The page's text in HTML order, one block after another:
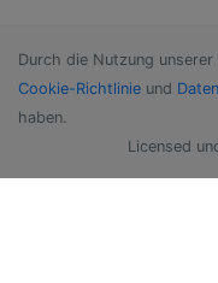
Durch die Nutzung
Cookie-Richtlinie und
haben.
Licensed